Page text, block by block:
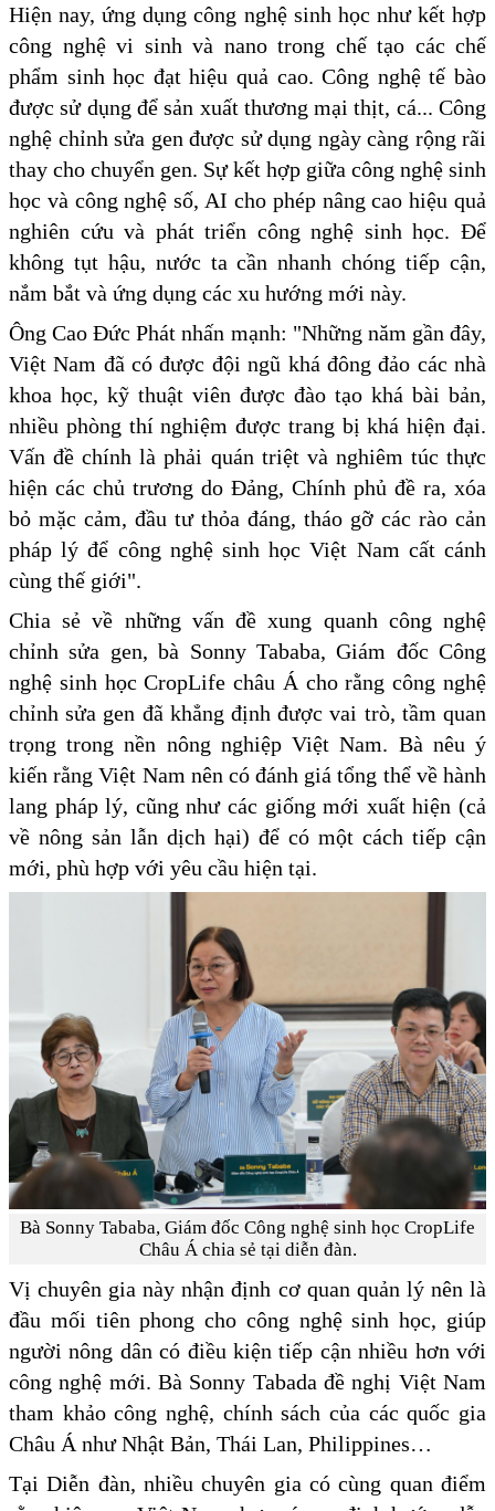
Hiện nay, ứng dụng công nghệ sinh học như kết hợp
công nghệ vi sinh và nano trong chế tạo các chế
phẩm sinh học đạt hiệu quả cao. Công nghệ tế bào
được sử dụng để sản xuất thương mại thịt, cá... Công
nghệ chỉnh sửa gen được sử dụng ngày càng rộng rãi
thay cho chuyển gen. Sự kết hợp giữa công nghệ sinh
học và công nghệ số, AI cho phép nâng cao hiệu quả
nghiên cứu và phát triển công nghệ sinh học. Để
không tụt hậu, nước ta cần nhanh chóng tiếp cận,
nắm bắt và ứng dụng các xu hướng mới này.
Ông Cao Đức Phát nhấn mạnh: "Những năm gần đây,
Việt Nam đã có được đội ngũ khá đông đảo các nhà
khoa học, kỹ thuật viên được đào tạo khá bài bản,
nhiều phòng thí nghiệm được trang bị khá hiện đại.
Vấn đề chính là phải quán triệt và nghiêm túc thực
hiện các chủ trương do Đảng, Chính phủ đề ra, xóa
bỏ mặc cảm, đầu tư thỏa đáng, tháo gỡ các rào cản
pháp lý để công nghệ sinh học Việt Nam cất cánh
cùng thế giới".
Chia sẻ về những vấn đề xung quanh công nghệ
chỉnh sửa gen, bà Sonny Tababa, Giám đốc Công
nghệ sinh học CropLife châu Á cho rằng công nghệ
chỉnh sửa gen đã khẳng định được vai trò, tầm quan
trọng trong nền nông nghiệp Việt Nam. Bà nêu ý
kiến rằng Việt Nam nên có đánh giá tổng thể về hành
lang pháp lý, cũng như các giống mới xuất hiện (cả
về nông sản lẫn dịch hại) để có một cách tiếp cận
mới, phù hợp với yêu cầu hiện tại.
Bà Sonny Tababa, Giám đốc Công nghệ sinh học CropLife
Châu Á chia sẻ tại diễn đàn.
Vị chuyên gia này nhận định cơ quan quản lý nên là
đầu mối tiên phong cho công nghệ sinh học, giúp
người nông dân có điều kiện tiếp cận nhiều hơn với
công nghệ mới. Bà Sonny Tabada đề nghị Việt Nam
tham khảo công nghệ, chính sách của các quốc gia
Châu Á như Nhật Bản, Thái Lan, Philippines…
Tại Diễn đàn, nhiều chuyên gia có cùng quan điểm